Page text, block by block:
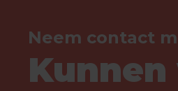
Neem contact
Kunnen